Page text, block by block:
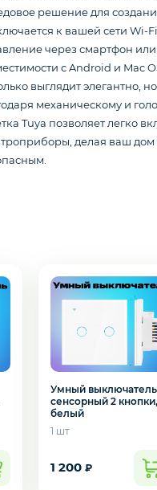
решение для
к вашей сети Wi-
через смартфон
с Android и Mac
выглядит элегантно,
механическому и
Tuya позволяет легко
делая ваш
Умный выключатель
сенсорный 2 кнопки,
белый
1 шт
1 200 ₽